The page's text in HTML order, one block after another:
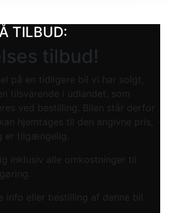
TILBUD:
tilbud!
på en tidligere bil vi har solgt,
tilsvarende i udlandet, som
ved bestilling. Bilen står derfor
hjemtages til den angivne pris,
er tilgængelig.
inklusiv alle omkostninger til
info eller bestilling af denne bil